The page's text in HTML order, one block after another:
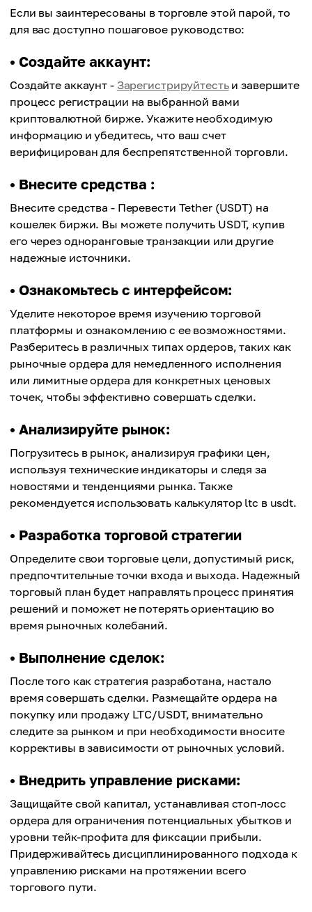
Если вы заинтересованы в торговле этой парой, то
для вас доступно пошаговое руководство:
• Создайте аккаунт:
Создайте аккаунт - Зарегистрируйтестьи завершите
процесс регистрации на выбранной вами
криптовалютной бирже. Укажите необходимую
информацию и убедитесь, что ваш счет
верифицирован для беспрепятственной торговли.
• Внесите средства :
Внесите средства - Перевести Tether (USDT) на
кошелек биржи. Вы можете получить USDT, купив
его через одноранговые транзакции или другие
надежные источники.
• Ознакомьтесь с интерфейсом:
Уделите некоторое время изучению торговой
платформы и ознакомлению с ее возможностями.
Разберитесь в различных типах ордеров, таких как
рыночные ордера для немедленного исполнения
или лимитные ордера для конкретных ценовых
точек, чтобы эффективно совершать сделки.
• Анализируйте рынок:
Погрузитесь в рынок, анализируя графики цен,
используя технические индикаторы и следя за
новостями и тенденциями рынка. Также
рекомендуется использовать калькулятор ltc в usdt.
• Разработка торговой стратегии
Определите свои торговые цели, допустимый риск,
предпочтительные точки входа и выхода. Надежный
торговый план будет направлять процесс принятия
решений и поможет не потерять ориентацию во
время рыночных колебаний.
• Выполнение сделок:
После того как стратегия разработана, настало
время совершать сделки. Размещайте ордера на
покупку или продажу LTC/USDT, внимательно
следите за рынком и при необходимости вносите
коррективы в зависимости от рыночных условий.
• Внедрить управление рисками:
Защищайте свой капитал, устанавливая стоп-лосс
ордера для ограничения потенциальных убытков и
уровни тейк-профита для фиксации прибыли.
Придерживайтесь дисциплинированного подхода к
управлению рисками на протяжении всего
торгового пути.